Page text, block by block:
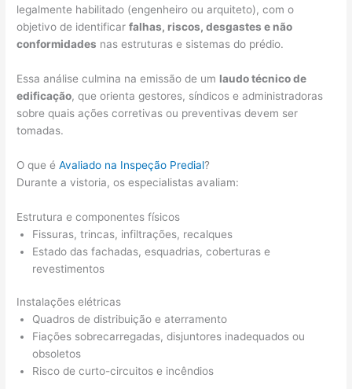
legalmente habilitado (engenheiro ou arquiteto), com o
objetivo de identificarfalhas, riscos, desgastes e não
conformidades nas estruturas e sistemas do prédio.
Essa análise culmina na emissão de um laudo técnico de
edificação, que orienta gestores, síndicos e administradoras
sobre quais ações corretivas ou preventivas devem ser
tomadas.
O que éAvaliado na Inspeção Predial?
Durante a vistoria, os especialistas avaliam:
Estrutura e componentes físicos
Fissuras, trincas, infiltrações, recalques
Estado das fachadas, esquadrias, coberturas e
revestimentos
Instalações elétricas
Quadros de distribuição e aterramento
Fiações sobrecarregadas, disjuntores inadequados ou
obsoletos
Risco de curto-circuitos e incêndios